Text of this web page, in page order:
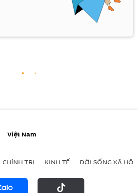
Việt Nam
CHÍNH TRỊ KINH TẾ ĐỜI SỐNG XÃ HỘI